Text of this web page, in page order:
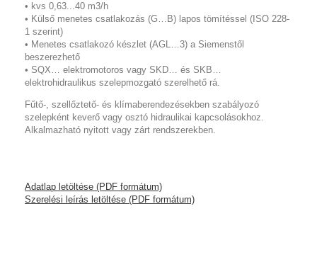
• kvs 0,63...40 m3/h
• Külső menetes csatlakozás (G…B) lapos tömítéssel (ISO 228-
1 szerint)
• Menetes csatlakozó készlet (AGL…3) a Siemenstől
beszerezhető
• SQX… elektromotoros vagy SKD… és SKB…
elektrohidraulikus szelepmozgató szerelhető rá.
Fűtő-, szellőztető- és klímaberendezésekben szabályozó
szelepként keverő vagy osztó hidraulikai kapcsolásokhoz.
Alkalmazható nyitott vagy zárt rendszerekben.
Adatlap letöltése (PDF formátum)
Szerelési leírás letöltése (PDF formátum)